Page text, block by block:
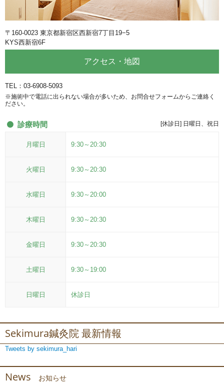
〒160-0023 東京都新宿区西新宿7丁目19−5
KYS西新宿6F
アクセス・地図
TEL：03-6908-5093
※施術中で電話に出られない場合が多いため、お問合せフォームからご連絡く
ださい。
診療時間 [休診日] 日曜日、祝日
月曜日 9:30～20:30
火曜日 9:30～20:30
水曜日 9:30～20:00
木曜日 9:30～20:30
金曜日 9:30～20:30
土曜日 9:30～19:00
日曜日 休診日
Sekimura鍼灸院 最新情報
Tweets by sekimura_hari
News お知らせ